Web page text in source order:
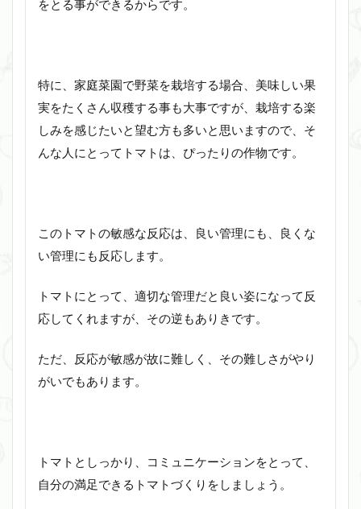
をとる事ができるからです。
特に、家庭菜園で野菜を栽培する場合、美味しい果
実をたくさん収穫する事も大事ですが、栽培する楽
しみを感じたいと望む方も多いと思いますので、そ
んな人にとってトマトは、ぴったりの作物です。
このトマトの敏感な反応は、良い管理にも、良くな
い管理にも反応します。
トマトにとって、適切な管理だと良い姿になって反
応してくれますが、その逆もありきです。
ただ、反応が敏感が故に難しく、その難しさがやり
がいでもあります。
トマトとしっかり、コミュニケーションをとって、
自分の満足できるトマトづくりをしましょう。